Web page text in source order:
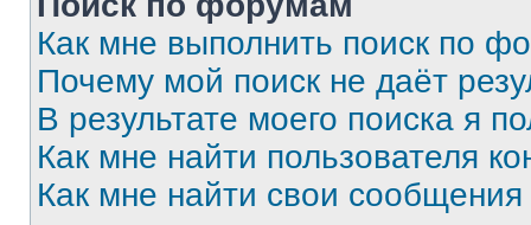
Как мне выполнить поиск по
Почему мой поиск не даёт
В результате моего поиска я
Как мне найти пользователя
Как мне найти свои